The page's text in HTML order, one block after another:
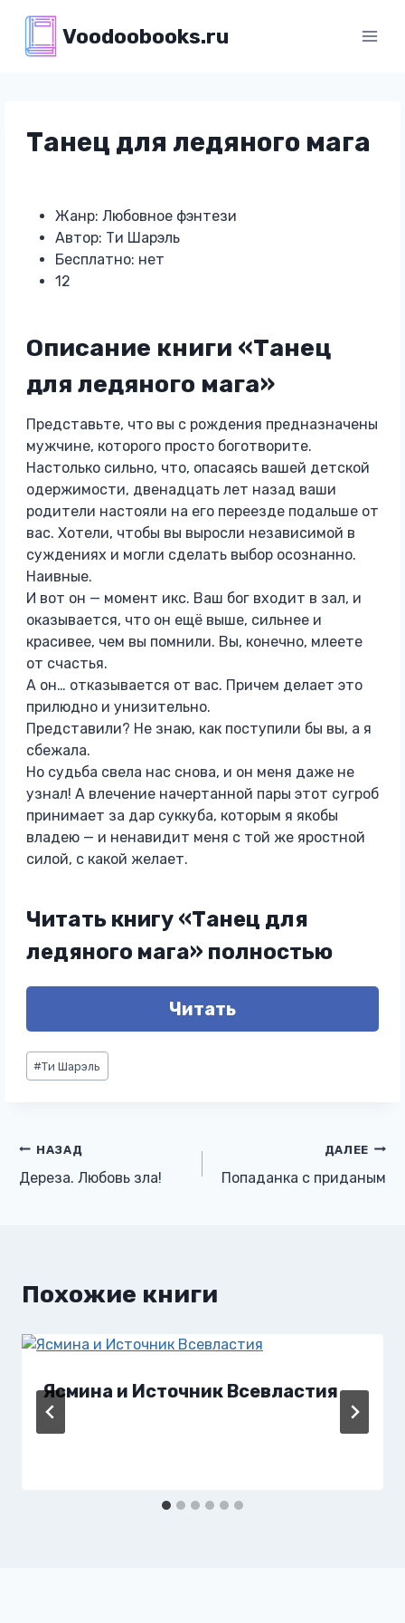
содержимому
Voodoobooks.ru
Танец для ледяного мага
Жанр: Любовное фэнтези
Автор: Ти Шарэль
Бесплатно: нет
12
Описание книги «Танец
для ледяного мага»
Представьте, что вы с рождения предназначены
мужчине, которого просто боготворите.
Настолько сильно, что, опасаясь вашей детской
одержимости, двенадцать лет назад ваши
родители настояли на его переезде подальше от
вас. Хотели, чтобы вы выросли независимой в
суждениях и могли сделать выбор осознанно.
Наивные.
И вот он — момент икс. Ваш бог входит в зал, и
оказывается, что он ещё выше, сильнее и
красивее, чем вы помнили. Вы, конечно, млеете
от счастья.
А он… отказывается от вас. Причем делает это
прилюдно и унизительно.
Представили? Не знаю, как поступили бы вы, а я
сбежала.
Но судьба свела нас снова, и он меня даже не
узнал! А влечение начертанной пары этот сугроб
принимает за дар суккуба, которым я якобы
владею — и ненавидит меня с той же яростной
силой, с какой желает.
Читать книгу «Танец для
ледяного мага» полностью
Читать
Метки
записи:
#Ти Шарэль
Навигация
по
НАЗАД
Дереза. Любовь зла!
ДАЛЕЕ
Попаданка с приданым
Похожие книги
Ясмина и Источник Всевластия